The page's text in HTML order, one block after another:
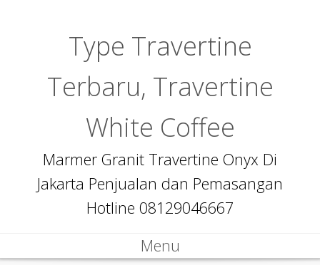
Type Travertine
Terbaru, Travertine
White Coffee
Marmer Granit Travertine Onyx Di
Jakarta Penjualan dan Pemasangan
Hotline 08129046667
Menu